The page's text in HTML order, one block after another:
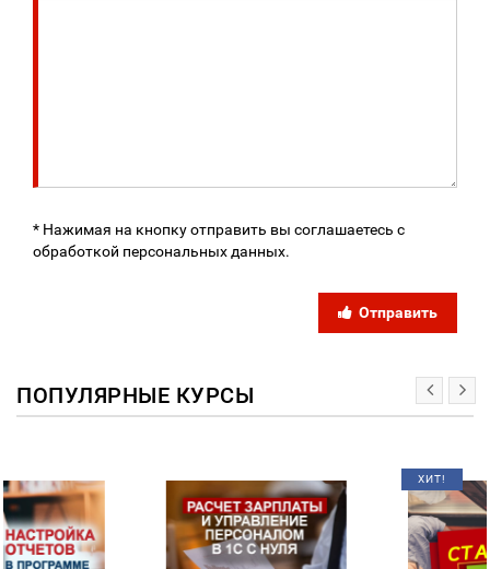
* Нажимая на кнопку отправить вы соглашаетесь с
обработкой персональных данных.
Отправить
ПОПУЛЯРНЫЕ КУРСЫ
ХИТ!